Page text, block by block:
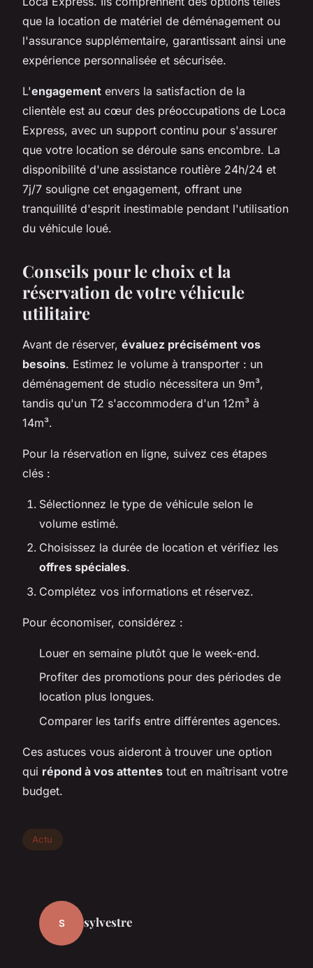
que la location de matériel de déménagement ou
l'assurance supplémentaire, garantissant ainsi une
expérience personnalisée et sécurisée.
L'engagement envers la satisfaction de la
clientèle est au cœur des préoccupations de Loca
Express, avec un support continu pour s'assurer
que votre location se déroule sans encombre. La
disponibilité d'une assistance routière 24h/24 et
7j/7 souligne cet engagement, offrant une
tranquillité d'esprit inestimable pendant l'utilisation
du véhicule loué.
Conseils pour le choix et la
réservation de votre véhicule
utilitaire
Avant de réserver, évaluez précisément vos
besoins. Estimez le volume à transporter : un
déménagement de studio nécessitera un 9m³,
tandis qu'un T2 s'accommodera d'un 12m³ à
14m³.
Pour la réservation en ligne, suivez ces étapes
clés :
Sélectionnez le type de véhicule selon le
volume estimé.
Choisissez la durée de location et vérifiez les
offres spéciales.
Complétez vos informations et réservez.
Pour économiser, considérez :
Louer en semaine plutôt que le week-end.
Profiter des promotions pour des périodes de
location plus longues.
Comparer les tarifs entre différentes agences.
Ces astuces vous aideront à trouver une option
qui répond à vos attentes tout en maîtrisant votre
budget.
Actu
S sylvestre